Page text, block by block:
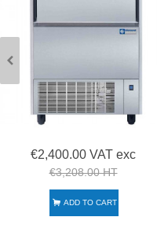
€2,400.00 VAT exc
€3,208.00 HT
ADD TO CART